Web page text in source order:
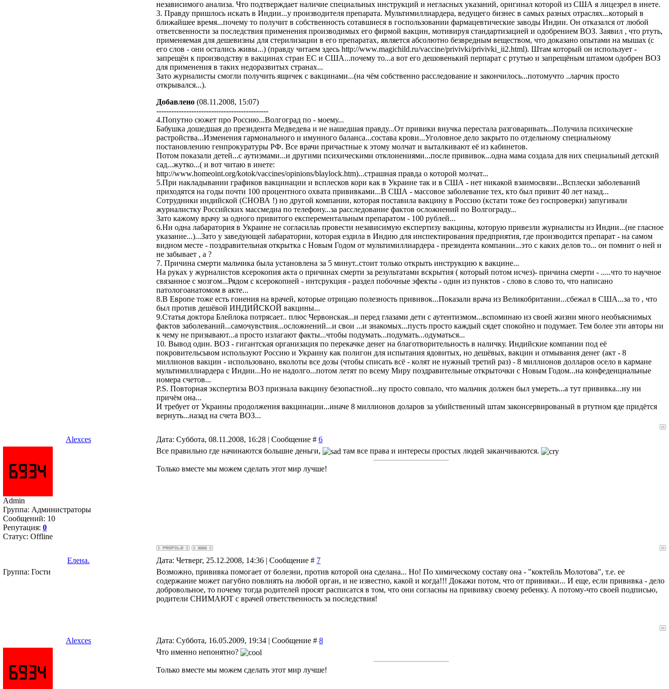
независимого анализа. Что подтверждает наличие специальных инструкций и негласных указаний, оригинал которой из США я лицезрел в инете.
3. Правду пришлось искать в Индии...у производителя препарата. Мультимиллиардера, ведущего бизнес в самых разных отраслях...который в
ближайшее время...почему то получит в собственность сотавшиеся в госпользовании фармацевтические заводы Индии. Он отказался от любой
ответсвенности за последствия применения производимых его фирмой вакцин, мотивируя стандартизацией и одобрением ВОЗ. Заявил , что ртуть,
применяемая для дешевизны для стерилизации в его препаратах, является абсолютно безвредным веществом, что доказано опытами на мышах (с
его слов - они остались живы...) (правду читаем здесь http://www.magichild.ru/vaccine/privivki/privivki_ii2.html). Штам который он использует -
запрещён к производству в вакцинах стран ЕС и США...почему то...а вот его дешовенький перпарат с ртутью и запрещёным штамом одобрен ВОЗ
для применения в таких недоразвитых странах...
Зато журналисты смогли получить ящичек с вакцинами...(на чём собственно расследование и закончилось...потомучто ..ларчик просто
открывался...).
Добавлено (08.11.2008, 15:07)
---------------------------------------------
4.Попутно сюжет про Россию...Волгоград по - моему...
Бабушка дошедшая до президента Медведева и не нашедшая правду...От привики внучка перестала разговаривать...Получила психические
растройства...Изменения гармонального и имунного баланса...состава крови...Уголовное дело закрыто по отдельному специальному
постановлению генпрокуратуры РФ. Все врачи причастные к этому молчат и выталкивают её из кабинетов.
Потом показали детей...с аутизмами...и другими психическими отклонениями...после прививок...одна мама создала для них специальный детский
сад...жутко...( и вот читаю в инете:
http://www.homeoint.org/kotok/vaccines/opinions/blaylock.htm)...страшная правда о которой молчат...
5.При накладывании графиков вакцинации и всплесков кори как в Украине так и в США - нет никакой взаимосвязи...Всплески заболеваний
приходятся на годы почти 100 процентного охвата прививками...В США - массовое заболевание тех, кто был привит 40 лет назад...
Сотрудники индийской (СНОВА !) но другой компании, которая поставила вакцину в Россию (кстати тоже без госпроверки) запугивали
журналистку Российских массмедиа по телефону...за расследование фактов осложнений по Волгограду...
Зато кажому врачу за одного привитого експерементальным препаратом - 100 рублей...
6.Ни одна лабаратория в Украине не согласилаь провести независимую експертизу вакцины, которую привезли журналисты из Индии...(не гласное
указание...)...Зато у заведующей лабаратории, которая ездила в Индию для инспектирования предприятия, где производится препарат - на самом
видном месте - поздравительная открытка с Новым Годом от мультимиллиардера - президента компании...это с каких делов то... он помнит о ней и
не забывает , а ?
7. Причина смерти мальчика была установлена за 5 минут..стоит только открыть инструкцию к вакцине...
На руках у журналистов ксерокопия акта о причинах смерти за результатами вскрытия ( который потом исчез)- причина смерти - .....что то научное
связанное с мозгом...Рядом с ксерокопией - интсрукция - раздел побочные эфекты - один из пунктов - слово в слово то, что написано
патологоанатомом в акте...
8.В Европе тоже есть гонения на врачей, которые отрицаю полезность прививок...Показали врача из Великобритании...сбежал в США...за то , что
был против дешёвой ИНДИЙСКОЙ вакцины...
9.Статья доктора Блейлока потрясает.. плюс Червонская...и перед глазами дети с аутентизмом...вспоминаю из своей жизни много необъяснимых
фактов заболеваний...самочувствия...осложнений...и свои ...и знакомых...пусть просто каждый сядет спокойно и подумает. Тем более эти авторы ни
к чему не призывают...а просто излагают факты...чтобы подумать...подумать...одуматься...
10. Вывод один. ВОЗ - гигантская организация по перекачке денег на благотворительность в наличку. Индийские компании под её
покровительсьвом используют Россию и Украину как полигон для испытания ядовитых, но дешёвых, вакцин и отмывания денег (акт - 8
миллионов вакцин - использовано, вколоты все дозы (чтобы списать всё - колят не нужный третий раз) - 8 миллионов долларов осело в кармане
мультимиллиардера с Индии...Но не надолго...потом летят по всему Миру поздравительные открыточки с Новым Годом...на конфеденциальные
номера счетов...
P.S. Повторная экспертиза ВОЗ признала вакцину безопастной...ну просто совпало, что мальчик должен был умереть...а тут прививка...ну ни
причём она...
И требует от Украины продолжения вакцинации...иначе 8 миллионов доларов за убийственный штам законсервированый в ртутном яде придётся
вернуть...назад на счета ВОЗ...
Alexces Дата: Суббота, 08.11.2008, 16:28 | Сообщение # 6
Admin
Группа: Администраторы
Сообщений: 10
Репутация: 0
Статус: Offline
Все правильно где начинаются большие деньги, там все права и интересы простых людей заканчиваются.
Только вместе мы можем сделать этот мир лучше!
Елена. Дата: Четверг, 25.12.2008, 14:36 | Сообщение # 7
Группа: Гости
Возможно, прививка помогает от болезни, против которой она сделана... Но! По химическому составу она - "коктейль Молотова", т.е. ее
содержание может пагубно повлиять на любой орган, и не известно, какой и когда!!! Докажи потом, что от прививки... И еще, если прививка - дело
добровольное, то почему тогда родителей просят расписатся в том, что они согласны на прививку своему ребенку. А потому-что своей подписью,
родители СНИМАЮТ с врачей ответственность за последствия!
Alexces Дата: Суббота, 16.05.2009, 19:34 | Сообщение # 8
Что именно непонятно?
Только вместе мы можем сделать этот мир лучше!